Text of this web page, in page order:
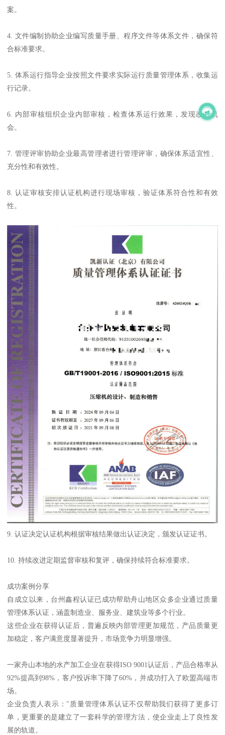
案。
4. 文件编制协助企业编写质量手册、程序文件等体系文件，确保符
合标准要求。
5. 体系运行指导企业按照文件要求实际运行质量管理体系，收集运
行记录。
6. 内部审核组织企业内部审核，检查体系运行效果，发现改进机
会。
7. 管理评审协助企业最高管理者进行管理评审，确保体系适宜性、
充分性和有效性。
8. 认证审核安排认证机构进行现场审核，验证体系符合性和有效
性。
9. 认证决定认证机构根据审核结果做出认证决定，颁发认证证书。
10. 持续改进定期监督审核和复评，确保持续符合标准要求。
成功案例分享
自成立以来，台州鑫程认证已成功帮助舟山地区众多企业通过质量
管理体系认证，涵盖制造业、服务业、建筑业等多个行业。
这些企业在获得认证后，普遍反映内部管理更加规范，产品质量更
加稳定，客户满意度显著提升，市场竞争力明显增强。
一家舟山本地的水产加工企业在获得ISO 9001认证后，产品合格率从
92%提高到98%，客户投诉率下降了60%，并成功打入了欧盟高端市
场。
企业负责人表示："质量管理体系认证不仅帮助我们获得了更多订
单，更重要的是建立了一套科学的管理方法，使企业走上了良性发
展的轨道。